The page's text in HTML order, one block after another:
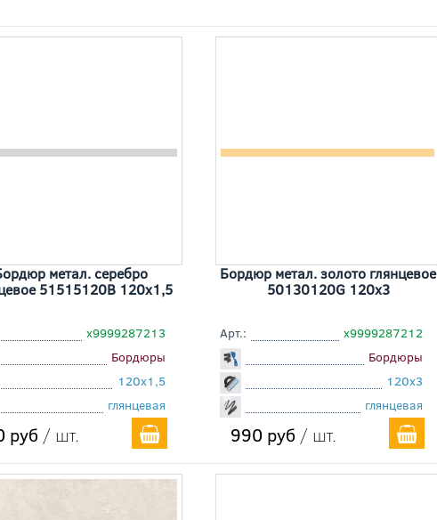
метал. серебро
51515120B 120x1,5
х9999287213
Бордюры
120x1,5
глянцевая
руб / шт.
Бордюр метал. золото глянцевое
50130120G 120x3
Арт.:
х9999287212
Бордюры
120x3
глянцевая
990 руб / шт.